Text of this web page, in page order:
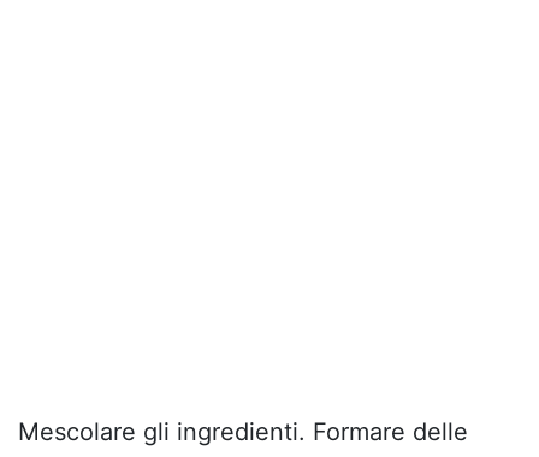
Mescolare gli ingredienti. Formare delle